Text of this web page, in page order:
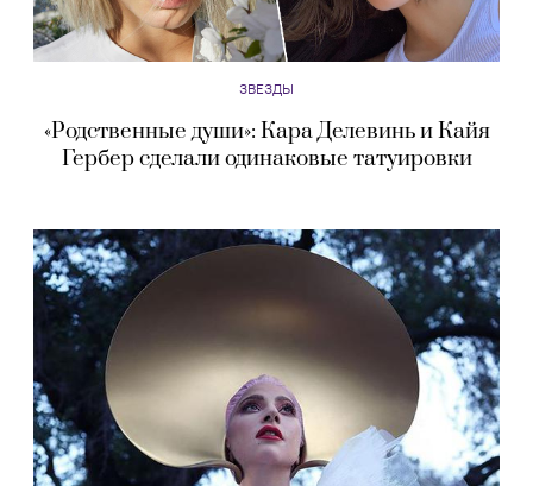
ЗВЕЗДЫ
«Родственные души»: Кара Делевинь и Кайя
Гербер сделали одинаковые татуировки